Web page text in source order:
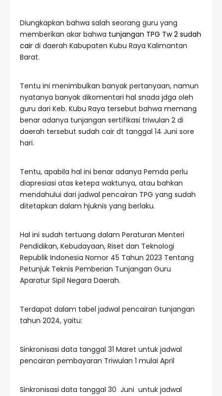
Diungkapkan bahwa salah seorang guru yang
memberikan akar bahwa tunjangan TPG Tw 2 sudah
cair di daerah Kabupaten Kubu Raya Kalimantan
Barat.
Tentu ini menimbulkan banyak pertanyaan, namun
nyatanya banyak dikomentari hal snada jdga oleh
guru dari Keb. Kubu Raya tersebut bahwa memang
benar adanya tunjangan sertifikasi triwulan 2 di
daerah tersebut sudah cair dt tanggal 14 Juni sore
hari.
Tentu, apabila hal ini benar adanya Pemda perlu
diapresiasi atas ketepa waktunya, atau bahkan
mendahului dari jadwal pencairan TPG yang sudah
ditetapkan dalam hjuknis yang berlaku.
Hal ini sudah tertuang dalam Peraturan Menteri
Pendidikan, Kebudayaan, Riset dan Teknologi
Republik Indonesia Nomor 45 Tahun 2023 Tentang
Petunjuk Teknis Pemberian Tunjangan Guru
Aparatur Sipil Negara Daerah.
Terdapat dalam tabel jadwal pencairan tunjangan
tahun 2024, yaitu:
Sinkronisasi data tanggal 31 Maret untuk jadwal
pencairan pembayaran Triwulan 1 mulai April
Sinkronisasi data tanggal 30 Juni untuk jadwal